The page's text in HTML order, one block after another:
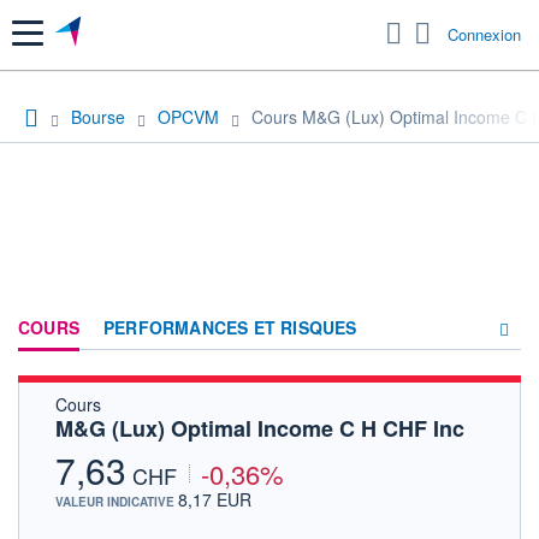
Menu Connexion
Bourse OPCVM Cours M&G (Lux) Optimal Income C
COURS PERFORMANCES ET RISQUES
Cours
M&G (Lux) Optimal Income C H CHF Inc
7,63 CHF -0,36%
VALEUR INDICATIVE 8,17 EUR